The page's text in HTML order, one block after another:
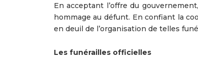
En acceptant l’offre du
hommage au défunt. En confiant la
en deuil de l’organisation de telles
Les funérailles officielles